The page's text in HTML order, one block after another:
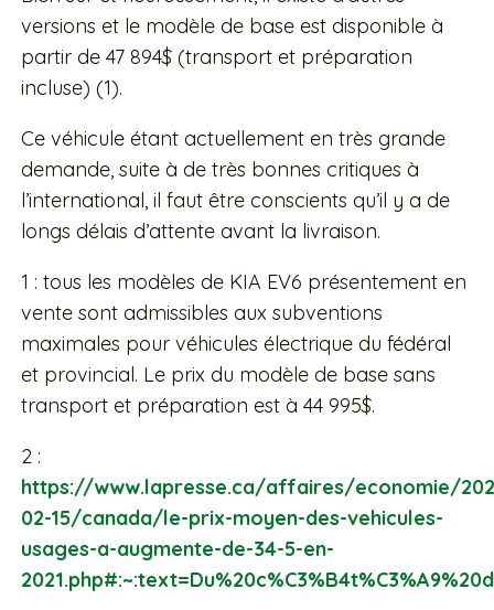
versions et le modèle de base est disponible à
partir de 47 894$ (transport et préparation
incluse) (1).
Ce véhicule étant actuellement en très grande
demande, suite à de très bonnes critiques à
l’international, il faut être conscients qu’il y a de
longs délais d’attente avant la livraison.
1 : tous les modèles de KIA EV6 présentement en
vente sont admissibles aux subventions
maximales pour véhicules électrique du fédéral
et provincial. Le prix du modèle de base sans
transport et préparation est à 44 995$.
2 :
https://www.lapresse.ca/affaires/economie/
02-15/canada/le-prix-moyen-des-vehicules-
usages-a-augmente-de-34-5-en-